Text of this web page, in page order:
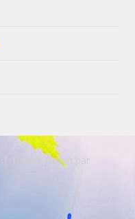
Thème Goran par